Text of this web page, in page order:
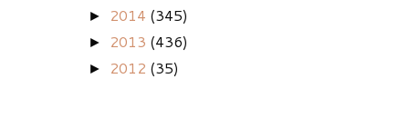
► 2014 (345)
► 2013 (436)
► 2012 (35)